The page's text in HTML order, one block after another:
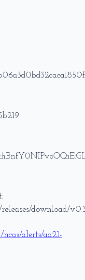
download/
alerts/aa21-